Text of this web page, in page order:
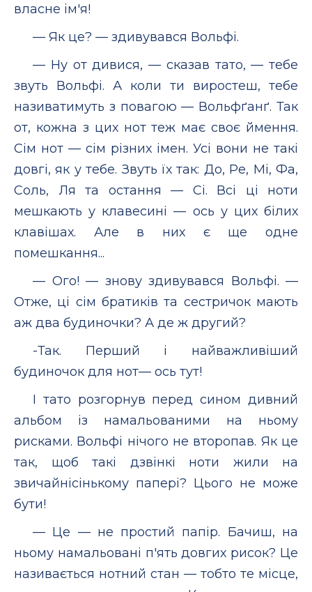
власне ім'я!
— Як це? — здивувався Вольфі.
— Ну от дивися, — сказав тато, — тебе
звуть Вольфі. А коли ти виростеш, тебе
називатимуть з повагою — Вольфґанґ. Так
от, кожна з цих нот теж має своє ймення.
Сім нот — сім різних імен. Усі вони не такі
довгі, як у тебе. Звуть їх так: До, Ре, Мі, Фа,
Соль, Ля та остання — Сі. Всі ці ноти
мешкають у клавесині — ось у цих білих
клавішах. Але в них є ще одне
помешкання...
— Ого! — знову здивувався Вольфі. —
Отже, ці сім братиків та сестричок мають
аж два будиночки? А де ж другий?
-Так. Перший і найважливіший
будиночок для нот— ось тут!
І тато розгорнув перед сином дивний
альбом із намальованими на ньому
рисками. Вольфі нічого не второпав. Як це
так, щоб такі дзвінкі ноти жили на
звичайнісінькому папері? Цього не може
бути!
— Це — не простий папір. Бачиш, на
ньому намальовані п'ять довгих рисок? Це
називається нотний стан — тобто те місце,